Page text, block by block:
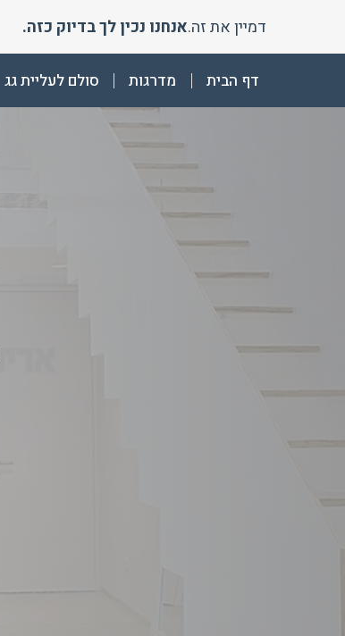
content
דמיין את זה.אנחנו נכין לך בדיוק כזה.
דף הבית מדרגות סולם לעליית גג